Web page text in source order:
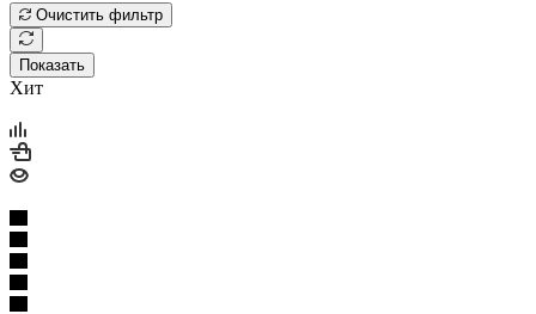
Очистить фильтр
Показать
Хит